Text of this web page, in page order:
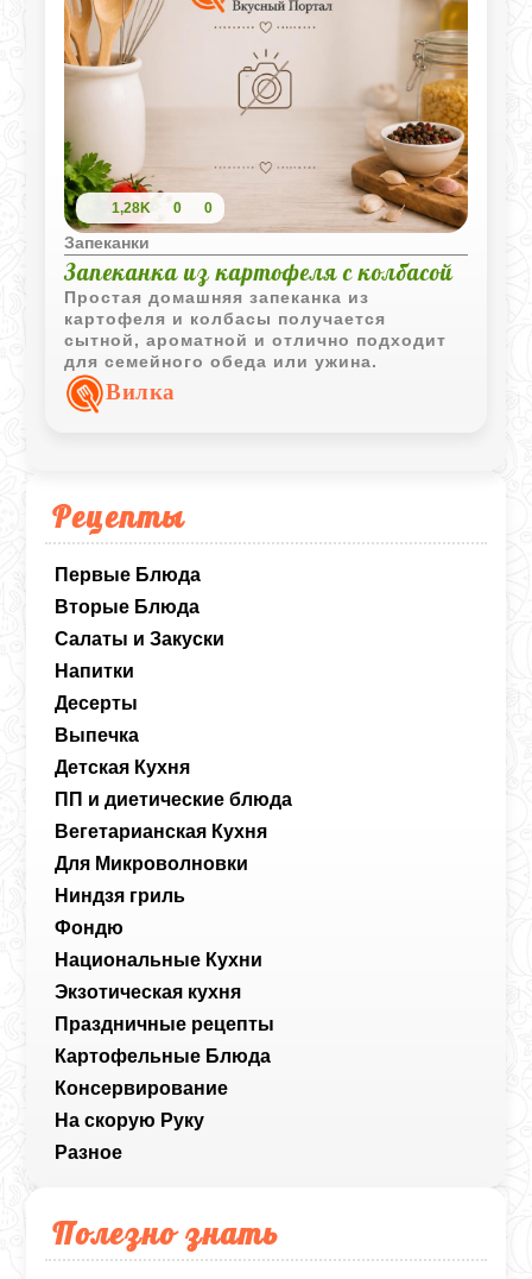
Рецепты
Первые Блюда
Вторые Блюда
Салаты и Закуски
Напитки
Десерты
Выпечка
Детская Кухня
ПП и диетические блюда
Вегетарианская Кухня
Для Микроволновки
Ниндзя гриль
Фондю
Национальные Кухни
Экзотическая кухня
Праздничные рецепты
Картофельные Блюда
Консервирование
На скорую Руку
Разное
Полезно знать
1,28K 0 0
Запеканки
Запеканка из картофеля с колбасой
Простая домашняя запеканка из
картофеля и колбасы получается
сытной, ароматной и отлично подходит
для семейного обеда или ужина.
Вилка